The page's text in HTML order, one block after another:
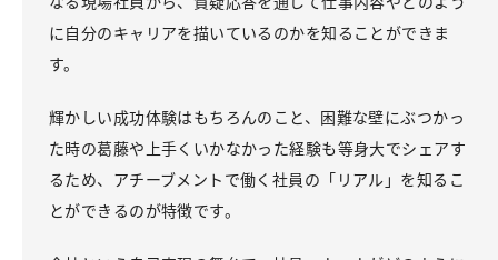
に自分のキャリアを描いているのかを知ることができま
す。
輝かしい成功体験はもちろんのこと、困難な壁にぶつかっ
た時の葛藤や上手くいかなかった経験も等身大でシェアす
るため、アチーブメントで働く社員の「リアル」を知るこ
とができるのが特徴です。